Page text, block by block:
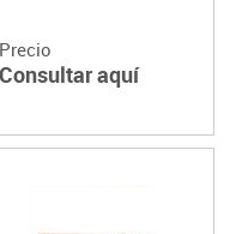
Precio
Consultar aquí